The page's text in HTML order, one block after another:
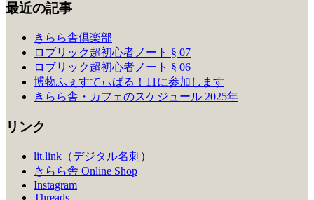
最近の記事
きらら舎倶楽部
ロブリック超初心者ノート § 07
ロブリック超初心者ノート § 06
博物ふぇすてぃばる！11に参加します
きらら舎・カフェのスケジュール 2025年
リンク
lit.link（デジタル名刺 ）
きらら舎 Online Shop
Instagram
Threads